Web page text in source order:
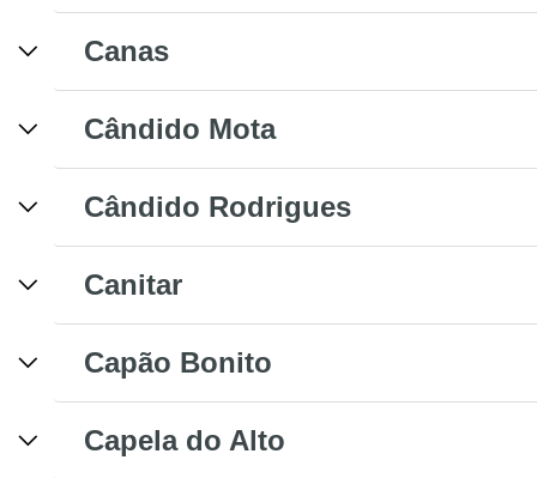
Canas
Cândido Mota
Cândido Rodrigues
Canitar
Capão Bonito
Capela do Alto